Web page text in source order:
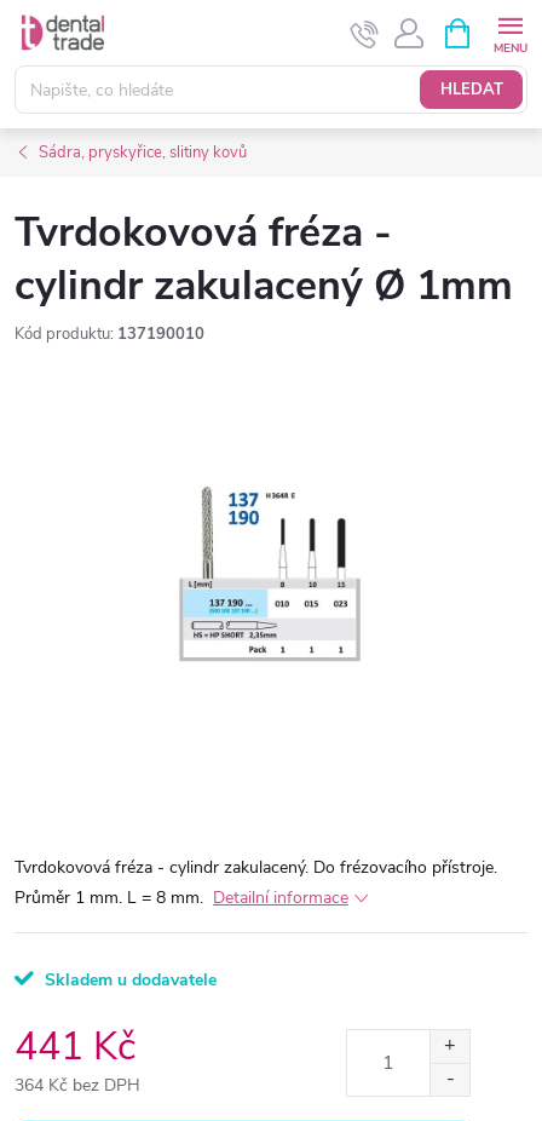
Přejít
obsah
HLEDAT
NÁKUPNÍ
KOŠÍK
Sádra, pryskyřice, slitiny kovů
Tvrdokovová fréza -
cylindr zakulacený Ø 1mm
Kód produktu: 137190010
Tvrdokovová fréza - cylindr zakulacený. Do frézovacího přístroje.
Průměr 1 mm. L = 8 mm. Detailní informace
Skladem u dodavatele
441 Kč
364 Kč bez DPH